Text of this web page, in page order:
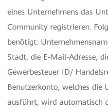
eines Unternehmens das
Community registrieren.
benötigt:
Stadt, die E-Mail-Adresse,
Gewerbesteuer ID/
Benutzerkonto, welches die
ausführt, wird automatisch